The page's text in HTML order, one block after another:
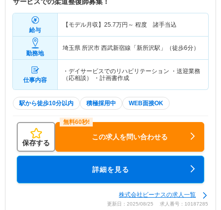
給与
【モデル月収】 25.7万円～ 程度 諸手当込
勤務地
埼玉県 所沢市 西武新宿線「新所沢駅」（徒歩6分）
仕事内容
・デイサービスでのリハビリテーション ・送迎業務
（応相談） ・計画書作成
駅から徒歩10分以内 積極採用中 WEB面接OK
保存する
この求人を問い合わせる
詳細を見る
株式会社ビーナスの求人一覧
更新日：2025/08/25 求人番号：10187285